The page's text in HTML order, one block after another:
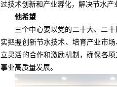
过技术创新和产业孵化，解决节水产
他希望
三个中心要以党的二十大、二
实把握创新节水技术、培育产业市
立灵活的合作和激励机制，确保各
事业高质量发展。